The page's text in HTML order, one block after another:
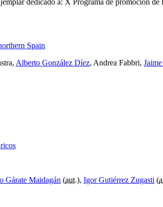
Spain
Alberto González Díez, Andrea Fabbri,
Gárate Maidagán (aut.), Igor Gutiérrez Zugasti (